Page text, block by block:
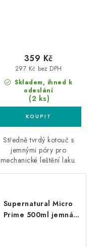
Skladem, ihned k
odeslání
(2 ks)
297 Kč bez DPH
359 Kč
Středně tvrdý kotouč s
jemnými póry pro
mechanické leštění laku.
Supernatural Micro
Prime 500ml jemná